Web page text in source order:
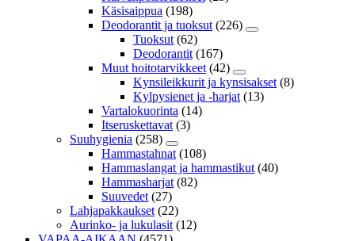
Käsisaippua (198)
Deodorantit ja tuoksut (226)
Tuoksut (62)
Deodorantit (167)
Muut hoitotarvikkeet (42)
Kynsileikkurit ja kynsisakset (8)
Kylpysienet ja -harjat (13)
Vartalokuorinta (14)
Itseruskettavat (3)
Suuhygienia (258)
Hammastahnat (108)
Hammaslangat ja hammastikut (40)
Hammasharjat (82)
Suuvedet (27)
Lahjapakkaukset (22)
Aurinko- ja lukulasit (12)